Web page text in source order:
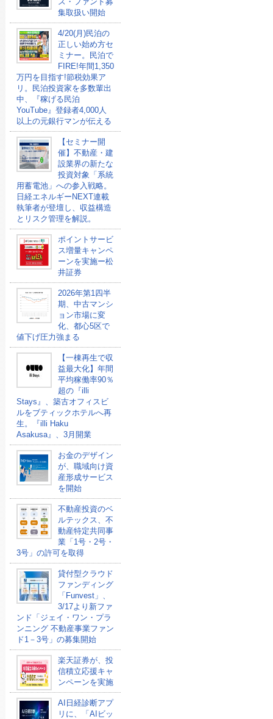
集取扱い開始
4/20(月)民泊の
正しい始め方セ
ミナー。民泊で
FIRE!年間1,350
万円を目指す!節税効果ア
リ。民泊投資家を多数輩出
中、『稼げる民泊
YouTube』登録者4,000人
以上の元銀行マンが伝える
【セミナー開
催】不動産・建
設業界の新たな
投資対象「系統
用蓄電池」への参入戦略。
日経エネルギーNEXT連載
執筆者が登壇し、収益構造
とリスク管理を解説。
ポイントサービ
ス増量キャンペ
ーンを実施ー松
井証券
2026年第1四半
期、中古マンシ
ョン市場に変
化、都心5区で
値下げ圧力強まる
【一棟再生で収
益最大化】年間
平均稼働率90％
超の『illi
Stays』、築古オフィスビ
ルをブティックホテルへ再
生。『illi Haku
Asakusa』、3月開業
お金のデザイン
が、職域向け資
産形成サービス
を開始
不動産投資のベ
ルテックス、不
動産特定共同事
業「1号・2号・
3号」の許可を取得
貸付型クラウド
ファンディング
「Funvest」、
3/17より新ファ
ンド「ジェイ・ワン・プラ
ンニング 不動産事業ファン
ド1－3号」の募集開始
楽天証券が、投
信積立応援キャ
ンペーンを実施
AI日経診断アプ
リに、「AIビッ